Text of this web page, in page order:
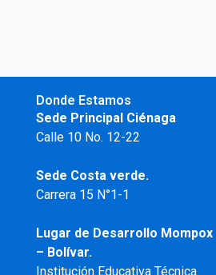
Donde Estamos
Sede Principal Ciénaga
Calle 10 No. 12-22
Sede Costa verde.
Carrera 15 N°1-1
Lugar de Desarrollo Mompox
– Bolívar.
Institución Educativa Técnica